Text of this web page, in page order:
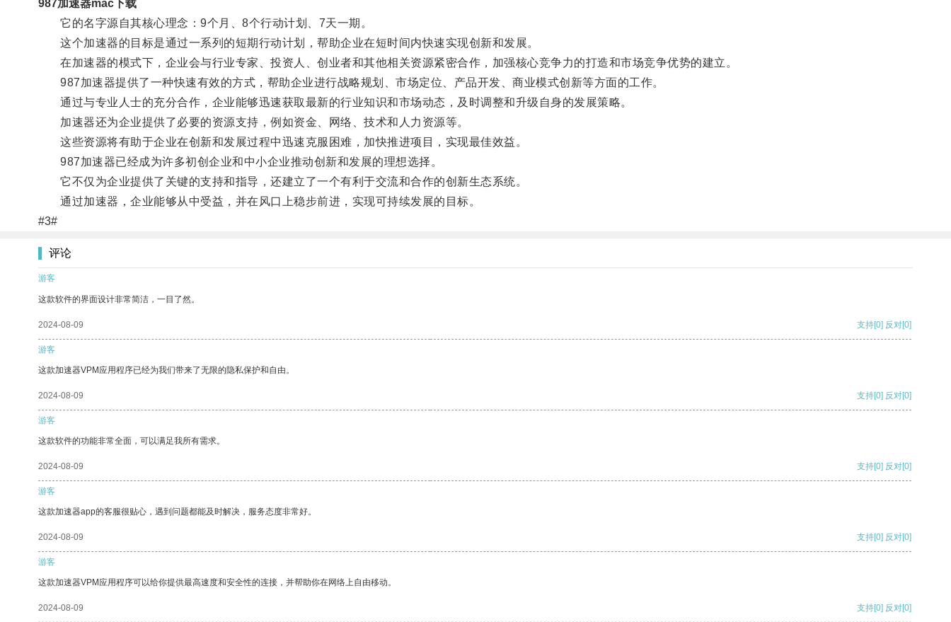
987加速器mac下载
它的名字源自其核心理念：9个月、8个行动计划、7天一期。
这个加速器的目标是通过一系列的短期行动计划，帮助企业在短时间内快速实现创新和发展。
在加速器的模式下，企业会与行业专家、投资人、创业者和其他相关资源紧密合作，加强核心竞争力的打造和市场竞争优势的建立。
987加速器提供了一种快速有效的方式，帮助企业进行战略规划、市场定位、产品开发、商业模式创新等方面的工作。
通过与专业人士的充分合作，企业能够迅速获取最新的行业知识和市场动态，及时调整和升级自身的发展策略。
加速器还为企业提供了必要的资源支持，例如资金、网络、技术和人力资源等。
这些资源将有助于企业在创新和发展过程中迅速克服困难，加快推进项目，实现最佳效益。
987加速器已经成为许多初创企业和中小企业推动创新和发展的理想选择。
它不仅为企业提供了关键的支持和指导，还建立了一个有利于交流和合作的创新生态系统。
通过加速器，企业能够从中受益，并在风口上稳步前进，实现可持续发展的目标。
#3#
评论
游客
这款软件的界面设计非常简洁，一目了然。
2024-08-09 支持[0] 反对[0]
游客
这款加速器VPM应用程序已经为我们带来了无限的隐私保护和自由。
2024-08-09 支持[0] 反对[0]
游客
这款软件的功能非常全面，可以满足我所有需求。
2024-08-09 支持[0] 反对[0]
游客
这款加速器app的客服很贴心，遇到问题都能及时解决，服务态度非常好。
2024-08-09 支持[0] 反对[0]
游客
这款加速器VPM应用程序可以给你提供最高速度和安全性的连接，并帮助你在网络上自由移动。
2024-08-09 支持[0] 反对[0]